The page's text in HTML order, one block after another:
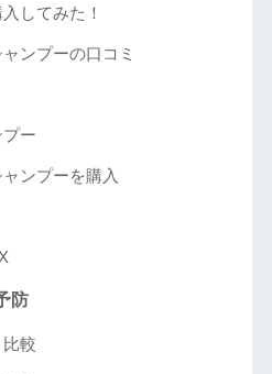
してみた！
ンプーの口コミ
ー
ンプーを購入
防
較